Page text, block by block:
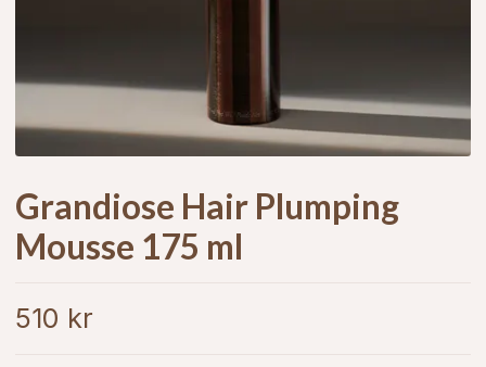
Grandiose Hair Plumping
Mousse 175 ml
510 kr